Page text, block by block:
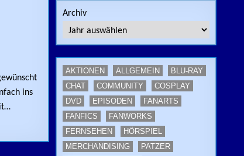
ALS MODELLBAU-NEUAUFLAGE ANGEKÜNDIGT
ins
Archiv
AKTIONEN ALLGEMEIN
BLU-RAY
CHAT
COMMUNITY
COSPLAY
DVD
EPISODEN
FANARTS
FANFICS
FANWORKS
FERNSEHEN
HÖRSPIEL
MERCHANDISING
PATZER